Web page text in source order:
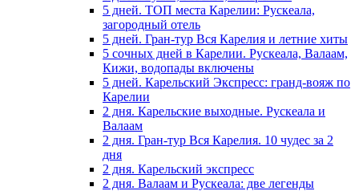
5 дней. ТОП места Карелии: Рускеала,
загородный отель
5 дней. Гран-тур Вся Карелия и летние хиты
5 сочных дней в Карелии. Рускеала, Валаам,
Кижи, водопады включены
5 дней. Карельский Экспресс: гранд-вояж по
Карелии
2 дня. Карельские выходные. Рускеала и
Валаам
2 дня. Гран-тур Вся Карелия. 10 чудес за 2
дня
2 дня. Карельский экспресс
2 дня. Валаам и Рускеала: две легенды